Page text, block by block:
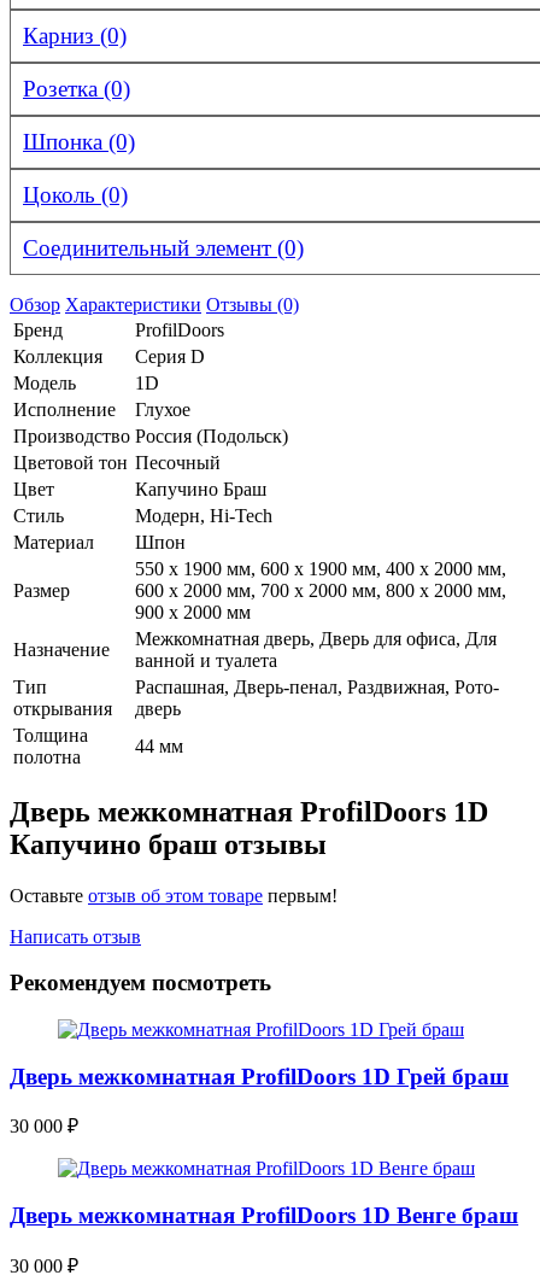
Карниз (0)
Розетка (0)
Шпонка (0)
Цоколь (0)
Соединительный элемент (0)
Обзор Характеристики Отзывы (0)
Бренд
ProfilDoors
Коллекция
Серия D
Модель
1D
Исполнение
Глухое
Производство Россия (Подольск)
Цветовой тон Песочный
Цвет
Капучино Браш
Стиль
Модерн, Hi-Tech
Материал
Шпон
Размер
550 x 1900 мм, 600 x 1900 мм, 400 x 2000 мм,
600 x 2000 мм, 700 x 2000 мм, 800 x 2000 мм,
900 x 2000 мм
Назначение
Межкомнатная дверь, Дверь для офиса, Для
ванной и туалета
Тип
открывания
Распашная, Дверь-пенал, Раздвижная, Рото-
дверь
Толщина
полотна
44 мм
Дверь межкомнатная ProfilDoors 1D
Капучино браш отзывы
Оставьте отзыв об этом товаре первым!
Написать отзыв
Рекомендуем посмотреть
Дверь межкомнатная ProfilDoors 1D Грей браш
30 000 ₽
Дверь межкомнатная ProfilDoors 1D Венге браш
30 000 ₽